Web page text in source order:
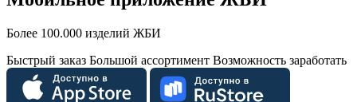
Более 100.000 изделий ЖБИ
Быстрый заказ Большой ассортимент Возможность заработать